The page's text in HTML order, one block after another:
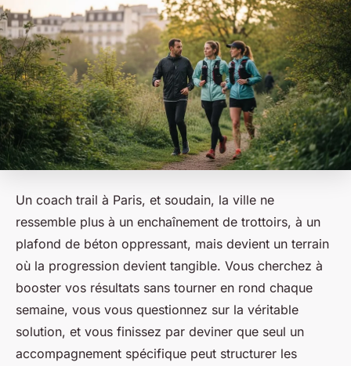
Un coach trail à Paris, et soudain, la ville ne
ressemble plus à un enchaînement de trottoirs, à un
plafond de béton oppressant, mais devient un terrain
où la progression devient tangible. Vous cherchez à
booster vos résultats sans tourner en rond chaque
semaine, vous vous questionnez sur la véritable
solution, et vous finissez par deviner que seul un
accompagnement spécifique peut structurer les